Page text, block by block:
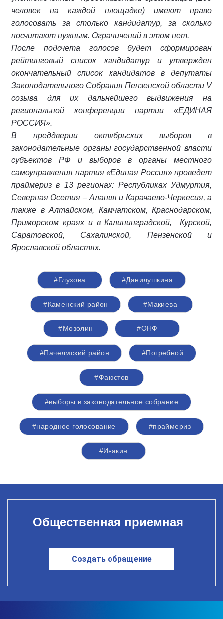
человек на каждой площадке) имеют право
голосовать за столько кандидатур, за сколько
посчитают нужным. Ограничений в этом нет.
После подсчета голосов будет сформирован
рейтинговый список кандидатур и утвержден
окончательный список кандидатов в депутаты
Законодательного Собрания Пензенской области V
созыва для их дальнейшего выдвижения на
региональной конференции партии «ЕДИНАЯ
РОССИЯ».
В преддверии октябрьских выборов в
законодательные органы государственной власти
субъектов РФ и выборов в органы местного
самоуправления партия «Единая Россия» проведет
праймериз в 13 регионах: Республиках Удмуртия,
Северная Осетия – Алания и Карачаево-Черкесия, а
также в Алтайском, Камчатском, Краснодарском,
Приморском краях и в Калининградской, Курской,
Саратовской, Сахалинской, Пензенской и
Ярославской областях.
#Глухова #Данилушкина
#Каменский район #Макиева
#Мозолин #ОНФ
#Пачелмский район #Погребной
#Фаюстов
#выборы в законодательное собрание
#народное голосование #праймериз
#Ивакин
Общественная приемная
Создать обращение